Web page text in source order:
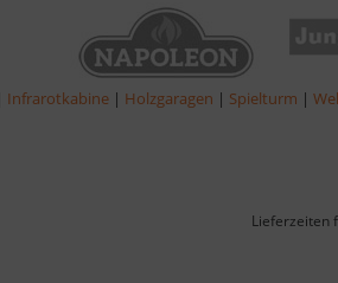
Infrarotkabine | Holzgaragen | Spielturm |
Lieferzeiten